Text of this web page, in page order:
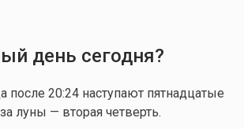
день сегодня?
после 20:24 наступают пятнадцатые
луны — вторая четверть.